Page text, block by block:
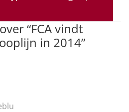
“FCA vindt
in 2014”